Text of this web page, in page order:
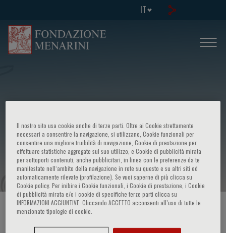
IT
Advanced Trauma Operative
Management
HOME PAGE / CORSI ED EVENTI
Il nostro sito usa cookie anche di terze parti. Oltre ai Cookie strettamente
necessari a consentire la navigazione, si utilizzano, Cookie funzionali per
consentire una migliore fruibilità di navigazione, Cookie di prestazione per
effettuare statistiche aggregate sul suo utilizzo, e Cookie di pubblicità mirata
per sottoporti contenuti, anche pubblicitari, in linea con le preferenze da te
manifestate nell‘ambito della navigazione in rete su questo e su altri siti ed
automaticamente rilevate (profilazione). Se vuoi saperne di più clicca su
Cookie policy. Per inibire i Cookie funzionali, i Cookie di prestazione, i Cookie
di pubblicità mirata e/o i cookie di specifiche terze parti clicca su
INFORMAZIONI AGGIUNTIVE. Cliccando ACCETTO acconsenti all’uso di tutte le
menzionate tipologie di cookie.